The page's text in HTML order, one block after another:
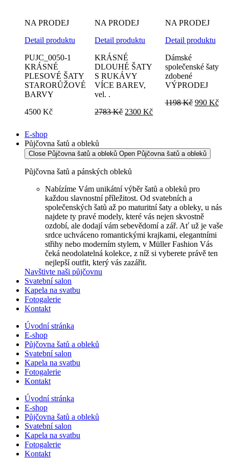
NA PRODEJ
Detail produktu
PUJC_0050-1
KRÁSNÉ
PLESOVÉ ŠATY
STARORŮŽOVÉ
BARVY
4500 Kč
NA PRODEJ
Detail produktu
KRÁSNÉ
DLOUHÉ ŠATY
S RUKÁVY
VÍCE BAREV,
vel. .
2783Kč Původní
2300KčAktuální
NA PRODEJ
Detail produktu
Dámské
společenské šaty
zdobené
VÝPRODEJ
1198Kč Původní
990 Kč
E-shop
Půjčovna šatů a obleků
Close Půjčovna šatů a obleků Open Půjčovna šatů a obleků
Půjčovna šatů a pánských obleků
Nabízíme Vám unikátní výběr šatů a obleků pro
každou slavnostní příležitost. Od svatebních a
společenských šatů až po maturitní šaty a obleky, u nás
najdete ty pravé modely, které vás nejen skvostně
ozdobí, ale dodají vám sebevědomí a zář. Ať už je vaše
srdce uchváceno romantickými krajkami, elegantními
střihy nebo moderním stylem, v Müller Fashion Vás
čeká neodolatelná kolekce, z níž si vyberete právě ten
nejlepší outfit, který vás zazářit.
Navštivte naši půjčovnu
Svatební salon
Kapela na svatbu
Fotogalerie
Kontakt
Úvodní stránka
E-shop
Půjčovna šatů a obleků
Svatební salon
Kapela na svatbu
Fotogalerie
Kontakt
Úvodní stránka
E-shop
Půjčovna šatů a obleků
Svatební salon
Kapela na svatbu
Fotogalerie
Kontakt